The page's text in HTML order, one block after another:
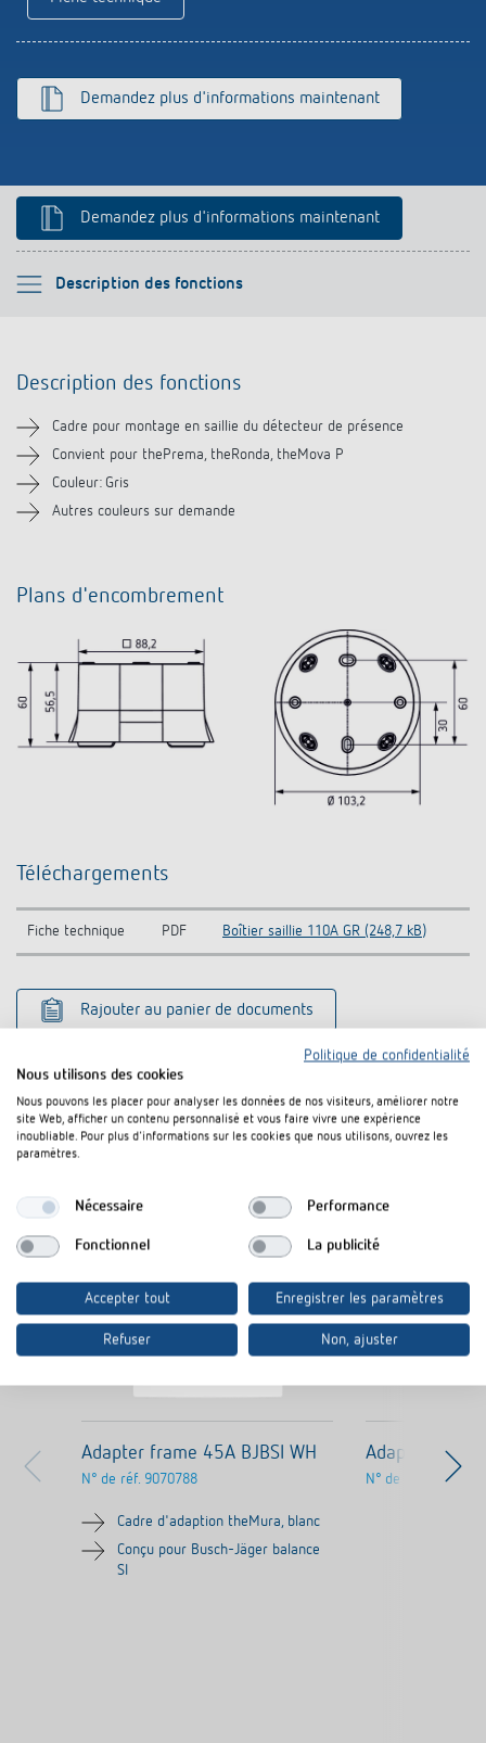
Références
Télérupteur impulsionnel OKTO de Theben
Demandez plus d'informations maintenant
Demandez plus d'informations maintenant
Description des fonctions
Veuillez sélectionner
Téléchargements
Produits similaires
Description des fonctions
Cadre pour montage en saillie du détecteur de présence
Convient pour thePrema, theRonda, theMova P
Couleur: Gris
Autres couleurs sur demande
Plans d'encombrement
Téléchargements
Fiche technique PDF Boîtier saillie 110A GR (248,7 kB)
Rajouter au panier de documents
Adapter frame 45A BJBSI WH
N° de réf. 9070788
Cadre d'adaption theMura, blanc
Conçu pour Busch-Jäger balance
SI
Adapter frame
N° de réf. 9070754
Politique de confidentialité
Nous utilisons des cookies
Nous pouvons les placer pour analyser les données de nos visiteurs, améliorer notre
site Web, afficher un contenu personnalisé et vous faire vivre une expérience
inoubliable. Pour plus d'informations sur les cookies que nous utilisons, ouvrez les
paramètres.
Nécessaire Performance
Fonctionnel La publicité
Accepter tout Enregistrer les paramètres
Refuser Non, ajuster